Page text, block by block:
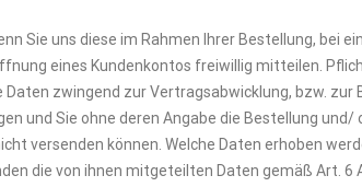
Sie uns diese im Rahmen Ihrer Bestellung, bei
eines Kundenkontos freiwillig mitteilen.
Daten zwingend zur Vertragsabwicklung, bzw.
und Sie ohne deren Angabe die Bestellung
versenden können. Welche Daten erhoben
die von ihnen mitgeteilten Daten gemäß Art. 6